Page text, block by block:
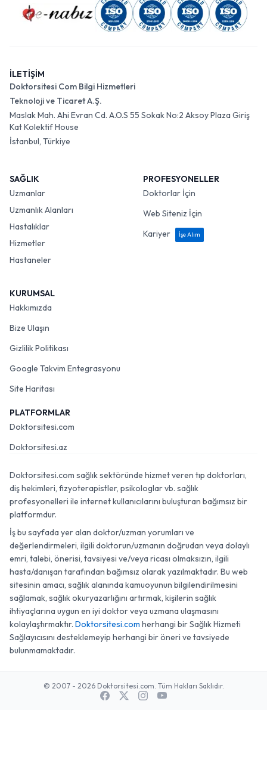
İLETİŞİM
Doktorsitesi Com Bilgi Hizmetleri
Teknoloji ve Ticaret A.Ş.
Maslak Mah. Ahi Evran Cd. A.O.S 55 Sokak No:2 Aksoy Plaza Giriş
Kat Kolektif House
İstanbul, Türkiye
SAĞLIK
Uzmanlar
Uzmanlık Alanları
Hastalıklar
Hizmetler
Hastaneler
PROFESYONELLER
Doktorlar İçin
Web Siteniz İçin
Kariyer
İşe Alım
KURUMSAL
Hakkımızda
Bize Ulaşın
Gizlilik Politikası
Google Takvim Entegrasyonu
Site Haritası
PLATFORMLAR
Doktorsitesi.com
Doktorsitesi.az
Doktorsitesi.com sağlık sektöründe hizmet veren tıp doktorları,
diş hekimleri, fizyoterapistler, psikologlar vb. sağlık
profesyonelleri ile internet kullanıcılarını buluşturan bağımsız bir
platformdur.
İş bu sayfada yer alan doktor/uzman yorumları ve
değerlendirmeleri, ilgili doktorun/uzmanın doğrudan veya dolaylı
emri, talebi, önerisi, tavsiyesi ve/veya ricası olmaksızın, ilgili
hasta/danışan tarafından bağımsız olarak yazılmaktadır. Bu web
sitesinin amacı, sağlık alanında kamuoyunun bilgilendirilmesini
sağlamak, sağlık okuryazarlığını artırmak, kişilerin sağlık
ihtiyaçlarına uygun en iyi doktor veya uzmana ulaşmasını
kolaylaştırmaktır. Doktorsitesi.com herhangi bir Sağlık Hizmeti
Sağlayıcısını desteklemeyip herhangi bir öneri ve tavsiyede
bulunmamaktadır.
© 2007 - 2026 Doktorsitesi.com. Tüm Hakları Saklıdır.